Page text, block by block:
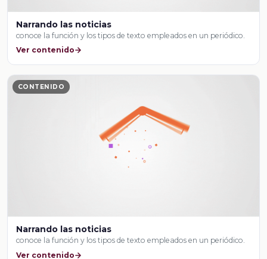
Narrando las noticias
conoce la función y los tipos de texto empleados en un periódico.
Ver contenido
CONTENIDO
Narrando las noticias
conoce la función y los tipos de texto empleados en un periódico.
Ver contenido